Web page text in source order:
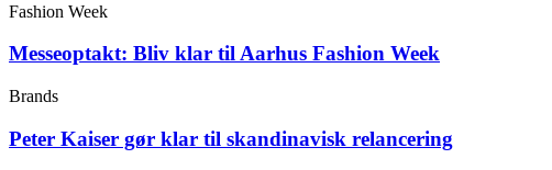
Fashion Week
Messeoptakt: Bliv klar til Aarhus Fashion Week
Brands
Peter Kaiser gør klar til skandinavisk relancering